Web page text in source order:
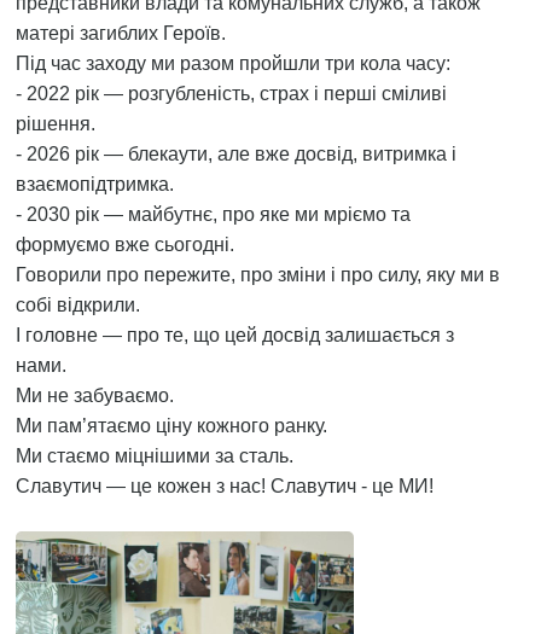
матері загиблих Героїв.
Під час заходу ми разом пройшли три кола часу:
- 2022 рік — розгубленість, страх і перші сміливі
рішення.
- 2026 рік — блекаути, але вже досвід, витримка і
взаємопідтримка.
- 2030 рік — майбутнє, про яке ми мріємо та
формуємо вже сьогодні.
Говорили про пережите, про зміни і про силу, яку ми в
собі відкрили.
І головне — про те, що цей досвід залишається з
нами.
Ми не забуваємо.
Ми пам’ятаємо ціну кожного ранку.
Ми стаємо міцнішими за сталь.
Славутич — це кожен з нас! Славутич - це МИ!